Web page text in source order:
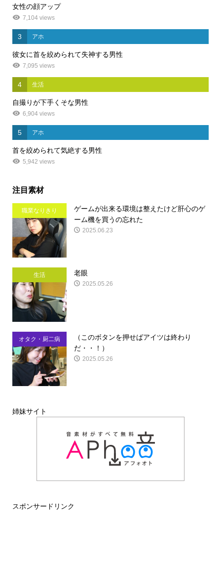
女性の顔アップ
7,104 views
3 アホ
彼女に首を絞められて失神する男性
7,095 views
4 生活
自撮りが下手くそな男性
6,904 views
5 アホ
首を絞められて気絶する男性
5,942 views
注目素材
職業なりきり
ゲームが出来る環境は整えたけど肝心のゲ
ーム機を買うの忘れた
2025.06.23
生活 老眼
2025.05.26
オタク・厨二病
（このボタンを押せばアイツは終わり
だ・・！）
2025.05.26
姉妹サイト
スポンサードリンク